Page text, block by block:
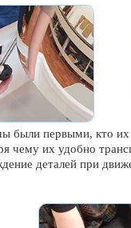
первыми, кто их
чему их удобно
деталей при